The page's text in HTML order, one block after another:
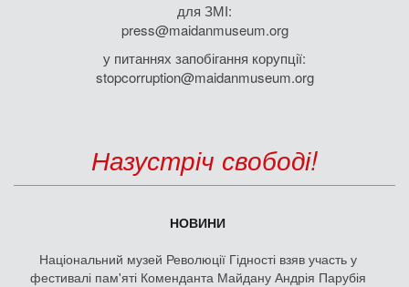
для ЗМІ:
press@maidanmuseum.org
у питаннях запобігання корупції:
stopcorruption@maidanmuseum.org
Назустріч свободі!
НОВИНИ
Національний музей Революції Гідності взяв участь у
фестивалі пам'яті Коменданта Майдану Андрія Парубія